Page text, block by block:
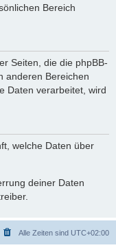
Bereich
Seiten, die die phpBB-
anderen Bereichen
Daten verarbeitet, wird
welche Daten über
deiner Daten
Alle Zeiten sind UTC+02:00